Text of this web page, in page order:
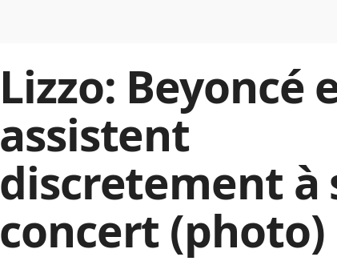
Lizzo: Beyoncé
assistent
discretement à
concert (photo)